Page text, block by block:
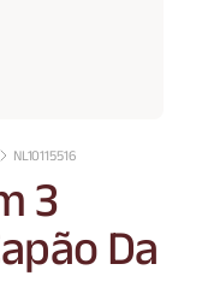
NL10115516
3
Da